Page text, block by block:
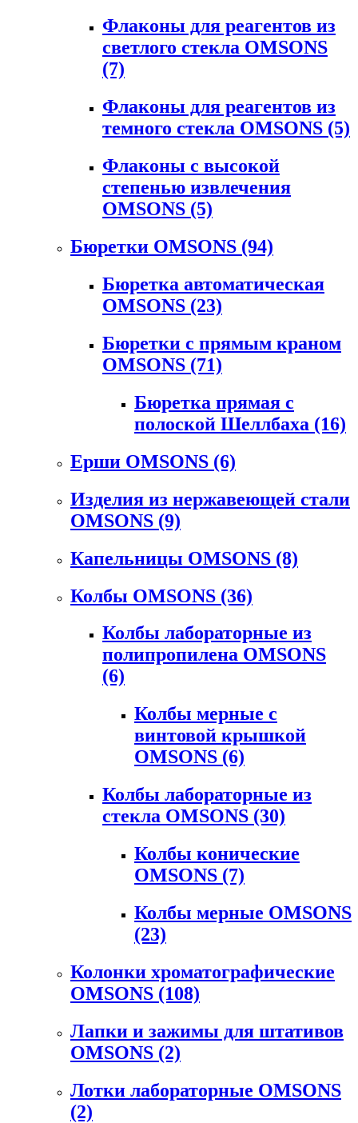
Флаконы для реагентов из
светлого стекла OMSONS
(7)
Флаконы для реагентов из
темного стекла OMSONS (5)
Флаконы с высокой
степенью извлечения
OMSONS (5)
Бюретки OMSONS (94)
Бюретка автоматическая
OMSONS (23)
Бюретки с прямым краном
OMSONS (71)
Бюретка прямая с
полоской Шеллбаха (16)
Ерши OMSONS (6)
Изделия из нержавеющей стали
OMSONS (9)
Капельницы OMSONS (8)
Колбы OMSONS (36)
Колбы лабораторные из
полипропилена OMSONS
(6)
Колбы мерные с
винтовой крышкой
OMSONS (6)
Колбы лабораторные из
стекла OMSONS (30)
Колбы конические
OMSONS (7)
Колбы мерные OMSONS
(23)
Колонки хроматографические
OMSONS (108)
Лапки и зажимы для штативов
OMSONS (2)
Лотки лабораторные OMSONS
(2)